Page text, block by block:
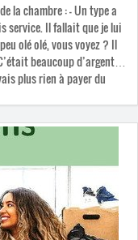
la chambre : — Un type a
service. Il fallait que je lui
olé olé, vous voyez ? Il
beaucoup d’argent…
plus rien à payer du